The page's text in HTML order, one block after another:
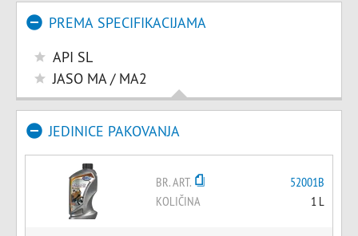
PREMA SPECIFIKACIJAMA
API SL
JASO MA / MA2
JEDINICE PAKOVANJA
BR. ART.
52001B
KOLIČINA
1 L